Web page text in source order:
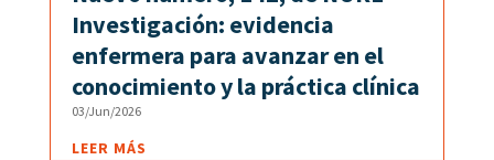
Investigación: evidencia
enfermera para avanzar en el
conocimiento y la práctica clínica
03/Jun/2026
LEER MÁS